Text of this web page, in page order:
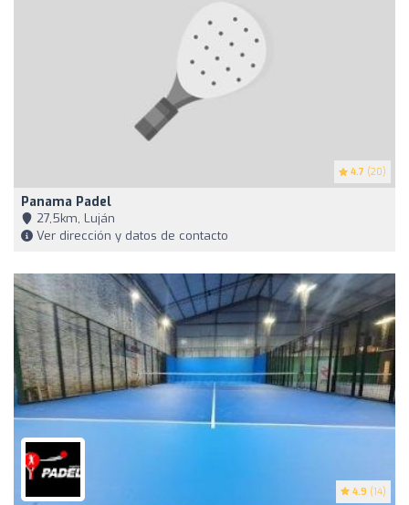
4.7 (20)
Panama Padel
27,5km, Luján
Ver dirección y datos de contacto
4.9 (14)